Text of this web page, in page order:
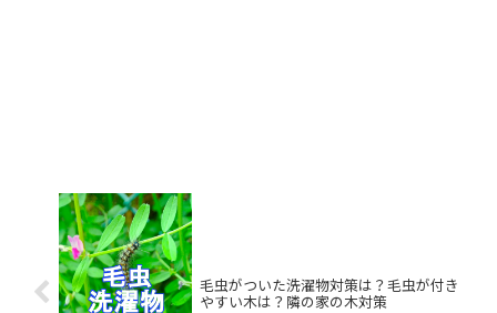
毛虫がついた洗濯物対策は？毛虫が付き
やすい木は？隣の家の木対策